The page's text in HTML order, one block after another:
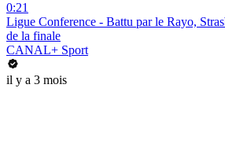
0:21
Ligue Conference - Battu par le Rayo,
de la finale
CANAL+ Sport
il y a 3 mois